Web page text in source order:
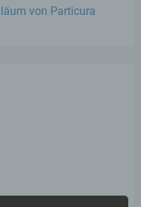
von Particura